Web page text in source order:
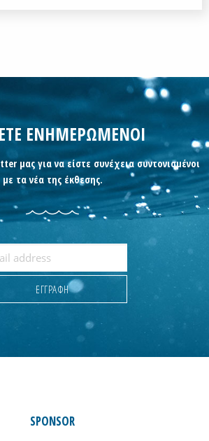
ΕΝΗΜΕΡΩΜΕΝΟΙ
μας για να είστε συνέχεια συντονισμένοι
με τα νέα της έκθεσης.
SPONSOR